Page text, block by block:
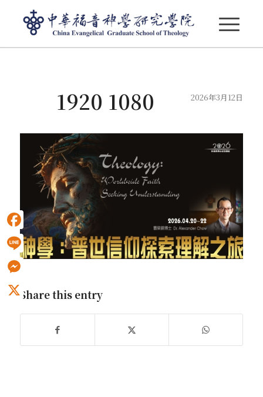
1920 1080 2026年3月12日
Share this entry
Facebook
Line
Messenger